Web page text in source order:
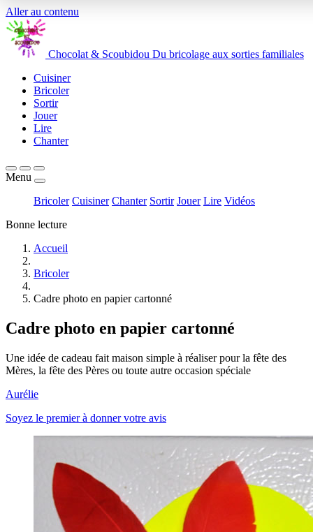
Aller au contenu
Chocolat & Scoubidou Du bricolage aux sorties familiales
Cuisiner
Bricoler
Sortir
Jouer
Lire
Chanter
Menu
Bricoler Cuisiner Chanter Sortir Jouer Lire Vidéos
Bonne lecture
Accueil
Bricoler
Cadre photo en papier cartonné
Cadre photo en papier cartonné
Une idée de cadeau fait maison simple à réaliser pour la fête des
Mères, la fête des Pères ou toute autre occasion spéciale
Aurélie
Soyez le premier à donner votre avis